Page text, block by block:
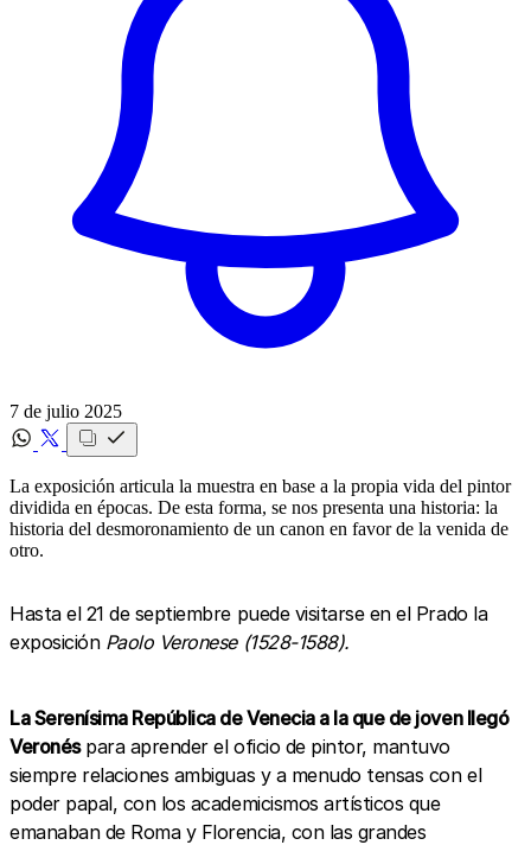
7 de julio 2025
La exposición articula la muestra en base a la propia vida del pintor
dividida en épocas. De esta forma, se nos presenta una historia: la
historia del desmoronamiento de un canon en favor de la venida de
otro.
Hasta el 21 de septiembre puede visitarse en el Prado la
exposición Paolo Veronese (1528-1588).
La Serenísima República de Venecia a la que de joven llegó
Veronéspara aprender el oficio de pintor, mantuvo
siempre relaciones ambiguas y a menudo tensas con el
poder papal, con los academicismos artísticos que
emanaban de Roma y Florencia, con las grandes